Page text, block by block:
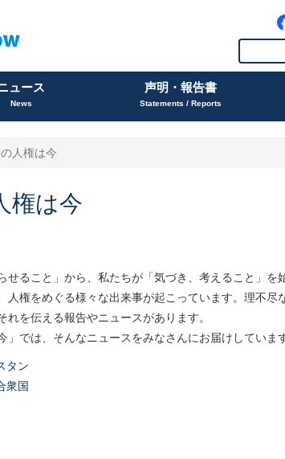
ュース
News
声明・報告書
Statements / Reports
人権は今
権は今
せること」から、私たちが「気づき、考えること」を
人権をめぐる様々な出来事が起こっています。理不
れを伝える報告やニュースがあります。
」では、そんなニュースをみなさんにお届けしています
タン
衆国